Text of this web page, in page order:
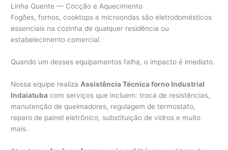
Linha Quente — Cocção e Aquecimento
Fogões, fornos, cooktops e microondas são eletrodomésticos
essenciais na cozinha de qualquer residência ou
estabelecimento comercial.
Quando um desses equipamentos falha, o impacto é imediato.
Nossa equipe realiza Assistência Técnica forno Industrial
Indaiatuba com serviços que incluem: troca de resistências,
manutenção de queimadores, regulagem de termostato,
reparo de painel eletrônico, substituição de vidros e muito
mais.